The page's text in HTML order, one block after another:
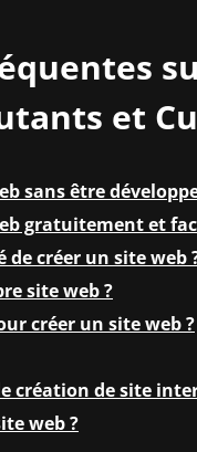
et
sans être
gratuitement et
de créer un site web
site web ?
créer un site web ?
création de site
web ?